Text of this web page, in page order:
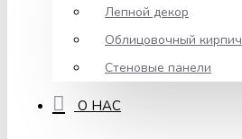
Лепной декор
Облицовочный кирпич
Стеновые панели
О НАС